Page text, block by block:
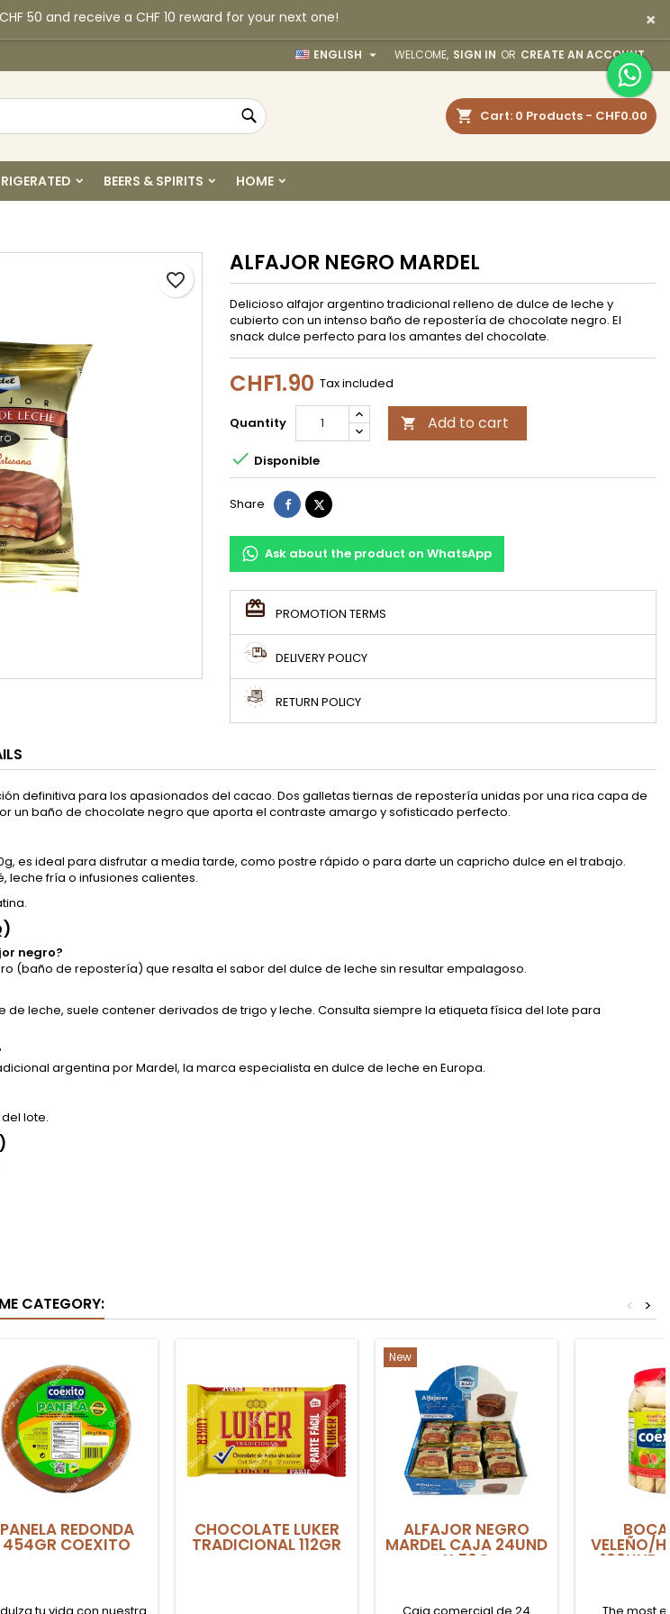
50 and receive a CHF 10 reward for your next one! ×
WELCOME, SIGN IN OR CREATE AN ACCOUNT
ENGLISH 
Cart 0 Products - CHF0.00
Search
BEERS & SPIRITS HOME
ALFAJOR NEGRO MARDEL
Delicioso alfajor argentino tradicional relleno de dulce de leche y
cubierto con un intenso baño de repostería de chocolate negro. El
snack dulce perfecto para los amantes del chocolate.
CHF1.90 Tax included
Quantity  Add to cart
favorite_border
 Disponible
Share ShareTweet
Ask about the product on WhatsApp
PROMOTION TERMS
DELIVERY POLICY
RETURN POLICY
definitiva para los apasionados del cacao. Dos galletas tiernas de repostería unidas por una rica capa de
un baño de chocolate negro que aporta el contraste amargo y sofisticado perfecto.
es ideal para disfrutar a media tarde, como postre rápido o para darte un capricho dulce en el trabajo.
leche fría o infusiones calientes.
negro?
(baño de repostería) que resalta el sabor del dulce de leche sin resultar empalagoso.
de leche, suele contener derivados de trigo y leche. Consulta siempre la etiqueta física del lote para
argentina por Mardel, la marca especialista en dulce de leche en Europa.
lote.
CATEGORY: >
<
PANELA REDONDA
454GR COEXITO
CHOCOLATE LUKER
TRADICIONAL 112GR
New
ALFAJOR NEGRO
MARDEL CAJA 24UND
X 50G
VELEÑO/
100UND
×
×
Cancel Create wishlist
×
to save products in your wishlist.